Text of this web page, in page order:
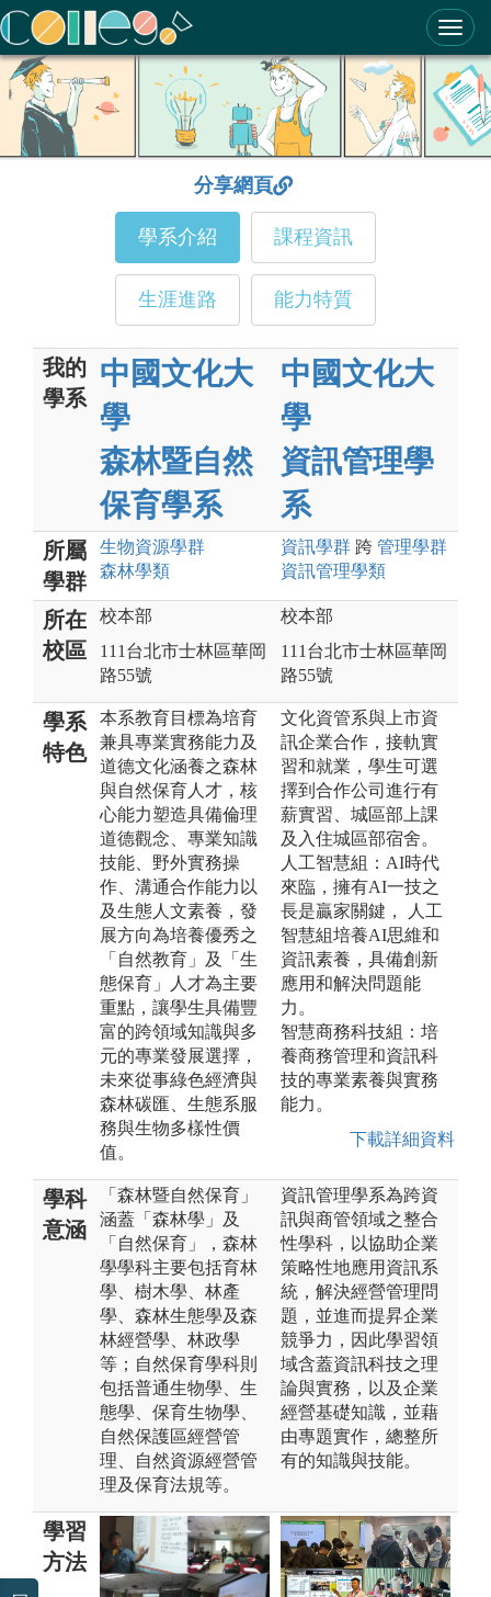
ColleGo! 大學選才與高中育才輔助系統
分享網頁
學系介紹 課程資訊
生涯進路 能力特質
我的
學系
中國文化大
學
森林暨自然
保育學系
中國文化大
學
資訊管理學
系
所屬
學群
生物資源學群
森林學類
資訊學群 跨 管理學群
資訊管理學類
所在
校區
校本部
111台北市士林區華岡
路55號
校本部
111台北市士林區華岡
路55號
學系
特色
本系教育目標為培育
兼具專業實務能力及
道德文化涵養之森林
與自然保育人才，核
心能力塑造具備倫理
道德觀念、專業知識
技能、野外實務操
作、溝通合作能力以
及生態人文素養，發
展方向為培養優秀之
「自然教育」及「生
態保育」人才為主要
重點，讓學生具備豐
富的跨領域知識與多
元的專業發展選擇，
未來從事綠色經濟與
森林碳匯、生態系服
務與生物多樣性價
值。
文化資管系與上市資
訊企業合作，接軌實
習和就業，學生可選
擇到合作公司進行有
薪實習、城區部上課
及入住城區部宿舍。
人工智慧組：AI時代
來臨，擁有AI一技之
長是贏家關鍵， 人工
智慧組培養AI思維和
資訊素養，具備創新
應用和解決問題能
力。
智慧商務科技組：培
養商務管理和資訊科
技的專業素養與實務
能力。
下載詳細資料
學科
意涵
「森林暨自然保育」
涵蓋「森林學」及
「自然保育」，森林
學學科主要包括育林
學、樹木學、林產
學、森林生態學及森
林經營學、林政學
等；自然保育學科則
包括普通生物學、生
態學、保育生物學、
自然保護區經營管
理、自然資源經營管
理及保育法規等。
資訊管理學系為跨資
訊與商管領域之整合
性學科，以協助企業
策略性地應用資訊系
統，解決經營管理問
題，並進而提昇企業
競爭力，因此學習領
域含蓋資訊科技之理
論與實務，以及企業
經營基礎知識，並藉
由專題實作，總整所
有的知識與技能。
學習
方法